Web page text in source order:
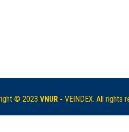
© 2023 VNUR - VEINDEX. All rights